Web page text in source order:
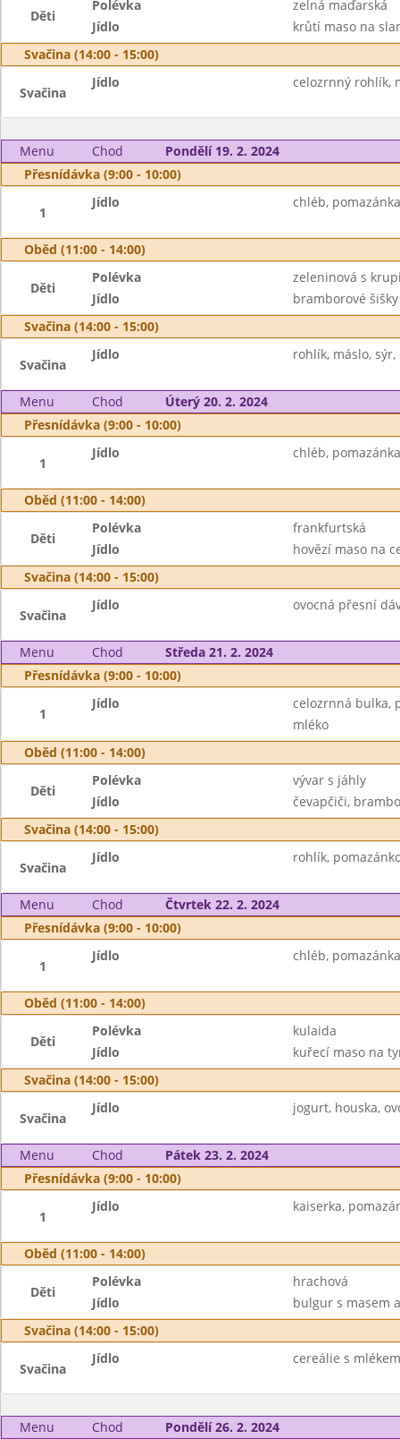
Děti
Polévka
zelná maďarská
Jídlo
krůtí maso na
Svačina (14:00 - 15:00)
Svačina
Jídlo celozrnný rohlík,
Menu Chod
Pondělí 19. 2. 2024
Přesnídávka (9:00 - 10:00)
1
Jídlo chléb,
Oběd (11:00 - 14:00)
Děti
Polévka
zeleninová s
Jídlo
bramborové
Svačina (14:00 - 15:00)
Svačina
Jídlo rohlík, máslo, sýr,
Menu Chod
Úterý 20. 2. 2024
Přesnídávka (9:00 - 10:00)
1
Jídlo chléb,
Oběd (11:00 - 14:00)
Děti
Polévka
frankfurtská
Jídlo
hovězí maso na
Svačina (14:00 - 15:00)
Svačina
Jídlo ovocná přesní
Menu Chod
Středa 21. 2. 2024
Přesnídávka (9:00 - 10:00)
1
Jídlo
celozrnná bulka,
mléko
Oběd (11:00 - 14:00)
Děti
Polévka
vývar s jáhly
Jídlo
čevapčiči,
Svačina (14:00 - 15:00)
Svačina
Jídlo rohlík,
Menu Chod
Čtvrtek 22. 2. 2024
Přesnídávka (9:00 - 10:00)
1
Jídlo chléb,
Oběd (11:00 - 14:00)
Děti
Polévka
kulaida
Jídlo
kuřecí maso na
Svačina (14:00 - 15:00)
Svačina
Jídlo jogurt, houska,
Menu Chod
Pátek 23. 2. 2024
Přesnídávka (9:00 - 10:00)
1
Jídlo kaiserka,
Oběd (11:00 - 14:00)
Děti
Polévka
hrachová
Jídlo
bulgur s masem
Svačina (14:00 - 15:00)
Svačina
Jídlo cereálie s
Menu Chod
Pondělí 26. 2. 2024